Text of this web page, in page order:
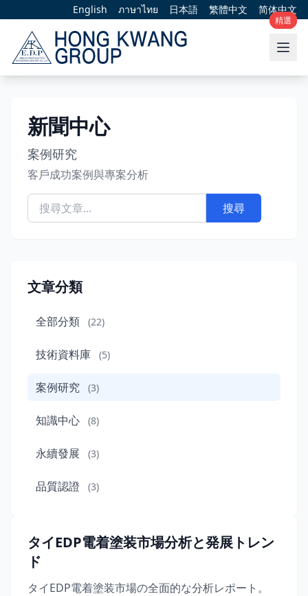
English ภาษาไทย 日本語 繁體中文 简体中文
新聞中心
案例研究
客戶成功案例與專案分析
搜尋
文章分類
全部分類 (22)
技術資料庫 (5)
案例研究 (3)
知識中心 (8)
永續發展 (3)
品質認證 (3)
タイEDP電着塗装市場分析と発展トレン
ド
タイEDP電着塗装市場の全面的な分析レポート。
精選
精選
精選